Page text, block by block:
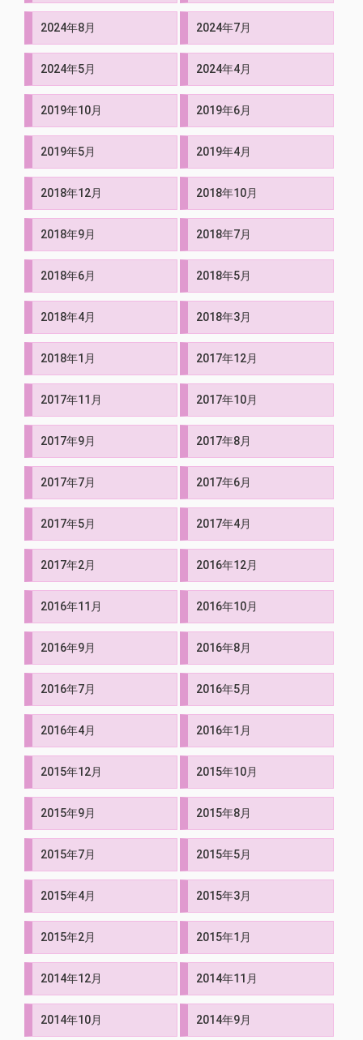
2024年8月 2024年7月
2024年5月 2024年4月
2019年10月 2019年6月
2019年5月 2019年4月
2018年12月 2018年10月
2018年9月 2018年7月
2018年6月 2018年5月
2018年4月 2018年3月
2018年1月 2017年12月
2017年11月 2017年10月
2017年9月 2017年8月
2017年7月 2017年6月
2017年5月 2017年4月
2017年2月 2016年12月
2016年11月 2016年10月
2016年9月 2016年8月
2016年7月 2016年5月
2016年4月 2016年1月
2015年12月 2015年10月
2015年9月 2015年8月
2015年7月 2015年5月
2015年4月 2015年3月
2015年2月 2015年1月
2014年12月 2014年11月
2014年10月 2014年9月